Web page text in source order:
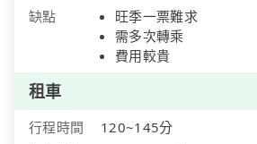
缺點
旺季一票難求
需多次轉乘
費用較貴
租車
行程時間
120~145分